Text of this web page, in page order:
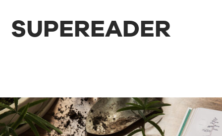
SUPEREADER